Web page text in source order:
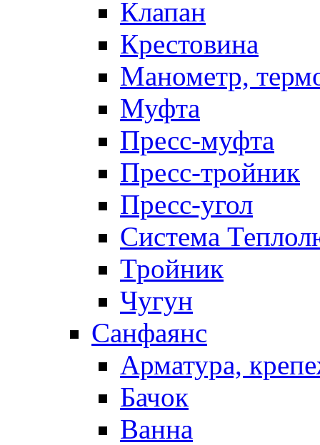
Клапан
Крестовина
Манометр,
Муфта
Пресс-муфта
Пресс-тройник
Пресс-угол
Система
Тройник
Чугун
Санфаянс
Арматура,
Бачок
Ванна